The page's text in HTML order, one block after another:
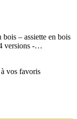
– assiette en bois
versions -…